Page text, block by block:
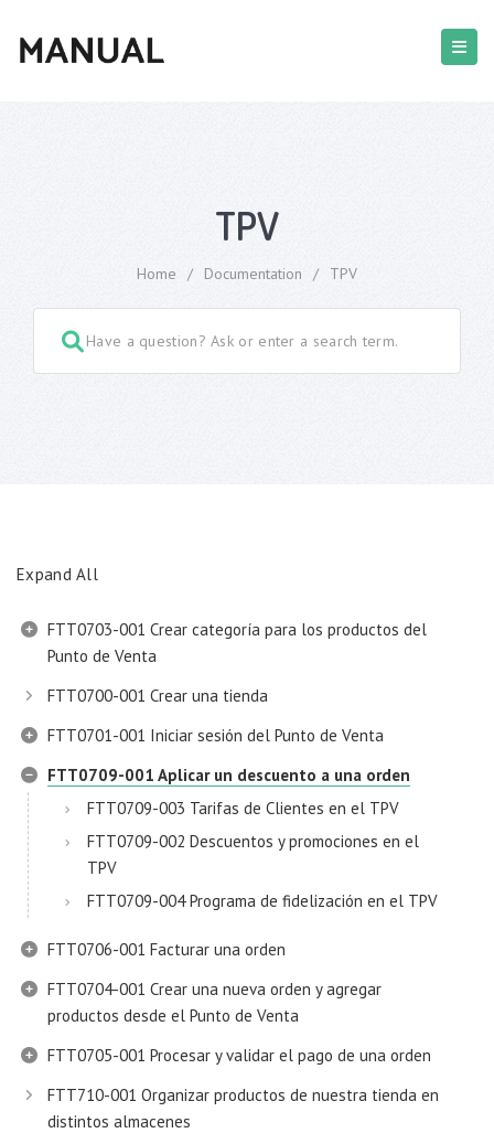
TPV
Home / Documentation / TPV
Expand All
FTT0703-001 Crear categoría para los productos del
Punto de Venta
FTT0700-001 Crear una tienda
FTT0701-001 Iniciar sesión del Punto de Venta
FTT0709-001 Aplicar un descuento a una orden
FTT0709-003 Tarifas de Clientes en el TPV
FTT0709-002 Descuentos y promociones en el
TPV
FTT0709-004 Programa de fidelización en el TPV
FTT0706-001 Facturar una orden
FTT0704-001 Crear una nueva orden y agregar
productos desde el Punto de Venta
FTT0705-001 Procesar y validar el pago de una orden
FTT710-001 Organizar productos de nuestra tienda en
distintos almacenes